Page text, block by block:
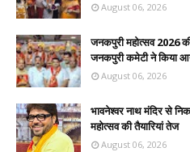
August 06, 2026
जनकपुरी महोत्सव 2026 की
जनकपुरी कमेटी ने किया
August 06, 2026
भावनेश्वर नाथ मंदिर से
महोत्सव की तैयारियां तेज
August 06, 2026